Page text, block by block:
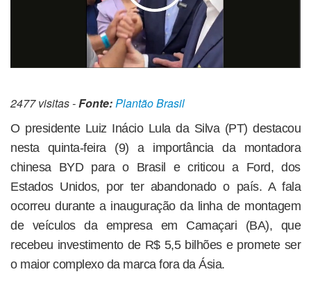
2477 visitas -Fonte:Plantão Brasil
O presidente Luiz Inácio Lula da Silva (PT) destacou
nesta quinta-feira (9) a importância da montadora
chinesa BYD para o Brasil e criticou a Ford, dos
Estados Unidos, por ter abandonado o país. A fala
ocorreu durante a inauguração da linha de montagem
de veículos da empresa em Camaçari (BA), que
recebeu investimento de R$ 5,5 bilhões e promete ser
o maior complexo da marca fora da Ásia.